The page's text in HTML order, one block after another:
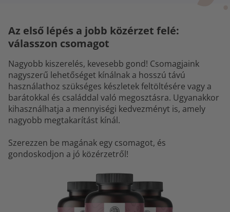
Az első lépés a jobb közérzet felé:
válasszon csomagot
Nagyobb kiszerelés, kevesebb gond! Csomagjaink
nagyszerű lehetőséget kínálnak a hosszú távú
használathoz szükséges készletek feltöltésére vagy a
barátokkal és családdal való megosztásra. Ugyanakkor
kihasználhatja a mennyiségi kedvezményt is, amely
nagyobb megtakarítást kínál.
Szerezzen be magának egy csomagot, és
gondoskodjon a jó közérzetről!